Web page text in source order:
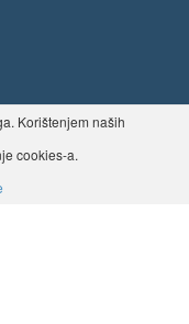
Korištenjem naših
cookies-a.